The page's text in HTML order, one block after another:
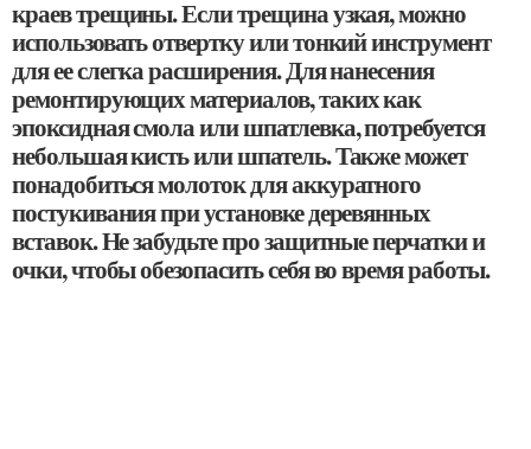
краев трещины. Если трещина узкая, можно
использовать отвертку или тонкий инструмент
для ее слегка расширения. Для нанесения
ремонтирующих материалов, таких как
эпоксидная смола или шпатлевка, потребуется
небольшая кисть или шпатель. Также может
понадобиться молоток для аккуратного
постукивания при установке деревянных
вставок. Не забудьте про защитные перчатки и
очки, чтобы обезопасить себя во время работы.